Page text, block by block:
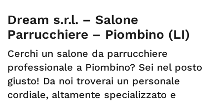
Dream s.r.l. – Salone
Parrucchiere – Piombino (LI)
Cerchi un salone da parrucchiere
professionale a Piombino? Sei nel posto
giusto! Da noi troverai un personale
cordiale, altamente specializzato e